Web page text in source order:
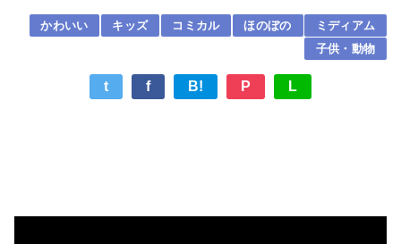
かわいい キッズ コミカル ほのぼの
ミディアム
子供・動物
t f B! P L